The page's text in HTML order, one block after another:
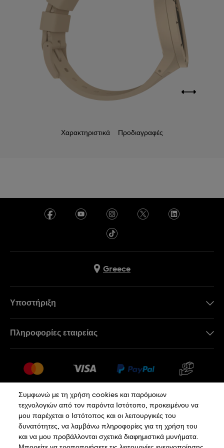
Χαρακτηριστικά Προδιαγραφές
Greece
Υποστήριξη
Επιστροφές
Όροι Πώλησης
Κάνε κλικ εδώ για υπαναχώρηση
Πληροφορίες εταιρείας
Θέσεις Εργασίας
Πολιτική Απορρήτου Πολιτική Cookies
Συμφωνώ με τη χρήση cookies και παρόμοιων
τεχνολογιών από τον παρόντα Ιστότοπο, προκειμένου να
μου παρέχεται ο Ιστότοπος και οι λειτουργικές του
δυνατότητες, να λαμβάνω πληροφορίες για τη χρήση του
και να μου προβάλλονται σχετικά διαφημιστικά μυνήματα.